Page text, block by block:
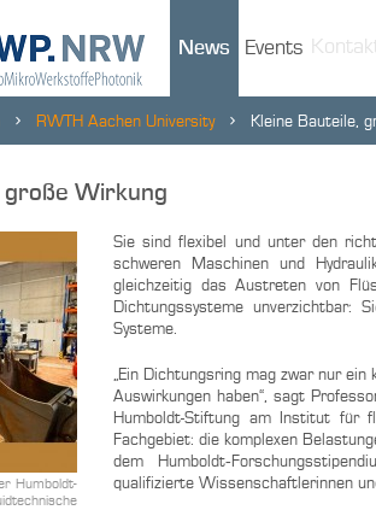
News Events
RWTH Aachen University Kleine Bauteile,
große Wirkung
Humboldt-
Sie sind flexibel und unter den
schweren Maschinen und
gleichzeitig das Austreten von
Dichtungssysteme unverzichtbar:
Systeme.
„Ein Dichtungsring mag zwar nur
Auswirkungen haben“, sagt
Humboldt-Stiftung am Institut für
Fachgebiet: die komplexen
dem
qualifizierte Wissenschaftlerinnen